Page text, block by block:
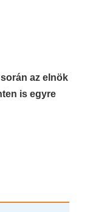
az elnök
is egyre